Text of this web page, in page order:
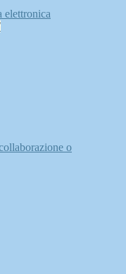
elettronica
o